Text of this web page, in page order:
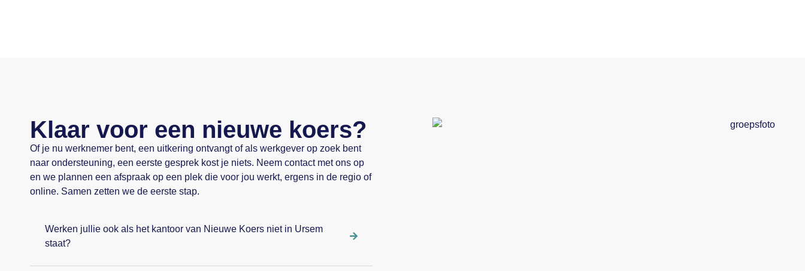
Klaar voor een nieuwe koers?
Of je nu werknemer bent, een uitkering ontvangt of als werkgever op zoek bent
naar ondersteuning, een eerste gesprek kost je niets. Neem contact met ons op
en we plannen een afspraak op een plek die voor jou werkt, ergens in de regio of
online. Samen zetten we de eerste stap.
Werken jullie ook als het kantoor van Nieuwe Koers niet in Ursem
staat?